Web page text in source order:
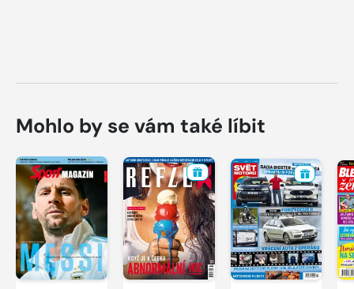
Mohlo by se vám také líbit